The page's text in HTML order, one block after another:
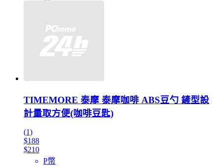
TIMEMORE 泰摩 泰摩咖啡 ABS豆勺 鏟型設
計量取方便(咖啡豆匙)
(1)
$188
$210
P幣